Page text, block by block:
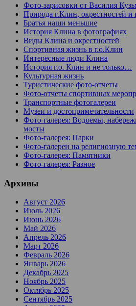
Фото-зарисовки от Василия
Природа г.Клин, окрестностей и
Братья наши меньшие
История Клина в фотографиях
Виды Клина и окрестностей
Спортивная жизнь в г.о.Клин
Интересные люди Клина
История г.о. Клин и не только…
Культурная жизнь
Туристические фото-отчеты
Фото-отчеты спортивных
Транспортные фотогалереи
Музеи и достопримечательности
Фото-галерея: Водоемы,
мосты
Фото-галерея: Парки
Фото-галереи на религиозную
Фото-галерея: Памятники
Фото-галерея: Разное
Архивы
Август 2026
Июль 2026
Июнь 2026
Май 2026
Апрель 2026
Март 2026
Февраль 2026
Январь 2026
Декабрь 2025
Ноябрь 2025
Октябрь 2025
Сентябрь 2025